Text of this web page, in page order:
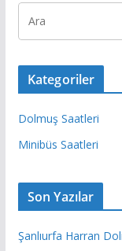
Kategoriler
Dolmuş Saatleri
Minibüs Saatleri
Son Yazılar
Şanlıurfa Harran